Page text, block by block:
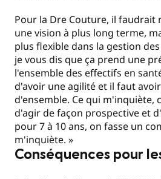
Pour la Dre Couture, il faudrait
une vision à plus long terme,
plus flexible dans la gestion
je vous dis que ça prend une
l'ensemble des effectifs en
d'avoir une agilité et il faut
d'ensemble. Ce qui m'inquiète,
d'agir de façon prospective et
pour 7 à 10 ans, on fasse un
m'inquiète. »
Conséquences pour